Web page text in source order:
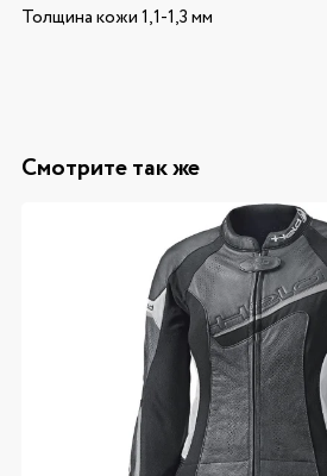
Толщина кожи 1,1-1,3 мм
Смотрите так же